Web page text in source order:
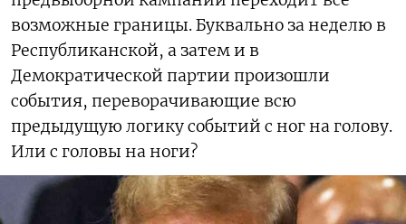
возможные границы. Буквально за неделю в
Республиканской, а затем и в
Демократической партии произошли
события, переворачивающие всю
предыдущую логику событий с ног на голову.
Или с головы на ноги?